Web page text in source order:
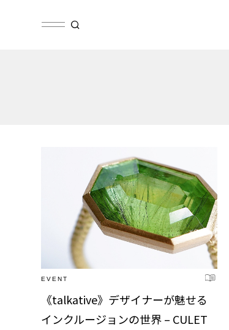
EVENT
《talkative》デザイナーが魅せる
インクルージョンの世界 – CULET